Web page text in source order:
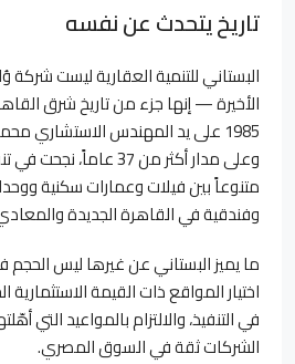
تاريخ يتحدث عن نفسه
البستاني للتنمية العقارية ليست
الأخيرة — إنها جزء من تاريخ شرق
1985 على يد المهندس الاستشاري
متنوعاً بين فيلات وعمارات سكنية
وفندقية في القاهرة الجديدة
ما يميز البستاني عن غيرها ليس
اختيار المواقع ذات القيمة الاستثمارية
في التنفيذ، والالتزام بالمواعيد التي
الشركات ثقة في السوق المصري.